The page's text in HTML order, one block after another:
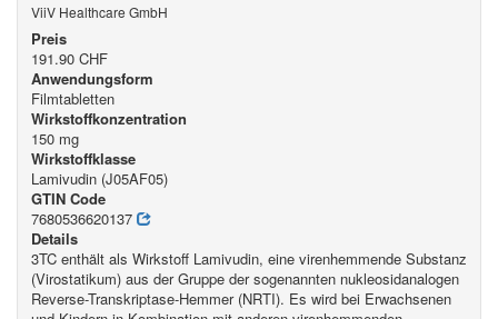
ViiV Healthcare GmbH
Preis
191.90 CHF
Anwendungsform
Filmtabletten
Wirkstoffkonzentration
150 mg
Wirkstoffklasse
Lamivudin (J05AF05)
GTIN Code
7680536620137
Details
3TC enthält als Wirkstoff Lamivudin, eine virenhemmende Substanz
(Virostatikum) aus der Gruppe der sogenannten nukleosidanalogen
Reverse-Transkriptase-Hemmer (NRTI). Es wird bei Erwachsenen